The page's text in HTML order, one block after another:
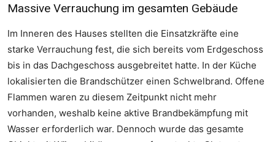
Massive Verrauchung im gesamten Gebäude
Im Inneren des Hauses stellten die Einsatzkräfte eine
starke Verrauchung fest, die sich bereits vom Erdgeschoss
bis in das Dachgeschoss ausgebreitet hatte. In der Küche
lokalisierten die Brandschützer einen Schwelbrand. Offene
Flammen waren zu diesem Zeitpunkt nicht mehr
vorhanden, weshalb keine aktive Brandbekämpfung mit
Wasser erforderlich war. Dennoch wurde das gesamte